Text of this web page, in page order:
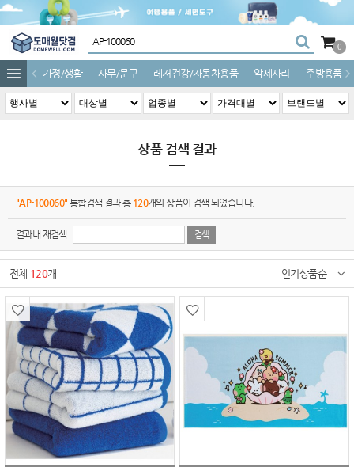
0
가정/생활 사무/문구 레저건강/자동차용품 악세사리 주방용품
상품 검색 결과
"AP-100060" 통합검색 결과 총 120개의 상품이 검색 되었습니다.
결과내 재검색
전체 120개 인기상품순